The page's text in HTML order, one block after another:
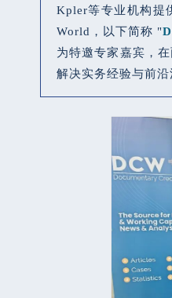
Kpler等专业机构提
World，以下简称 "
为特邀专家嘉宾，
解决实务经验与前沿